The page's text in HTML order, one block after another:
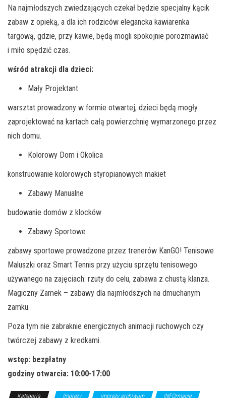
Na najmłodszych zwiedzających czekał będzie specjalny kącik
zabaw z opieką, a dla ich rodziców elegancka kawiarenka
targową, gdzie, przy kawie, będą mogli spokojnie porozmawiać
i miło spędzić czas.
wśród atrakcji dla dzieci:
Mały Projektant
warsztat prowadzony w formie otwartej, dzieci będą mogły
zaprojektować na kartach całą powierzchnię wymarzonego przez
nich domu.
Kolorowy Dom i Okolica
konstruowanie kolorowych styropianowych makiet
Zabawy Manualne
budowanie domów z klocków
Zabawy Sportowe
zabawy sportowe prowadzone przez trenerów KanGO! Tenisowe
Maluszki oraz Smart Tennis przy użyciu sprzętu tenisowego
używanego na zajęciach: rzuty do celu, zabawa z chustą klanza.
Magiczny Zamek – zabawy dla najmłodszych na dmuchanym
zamku.
Poza tym nie zabraknie energicznych animacji ruchowych czy
twórczej zabawy z kredkami.
wstęp: bezpłatny
godziny otwarcia: 10:00-17:00
Kategoria Imprezy imprezy archiwum
INFOrmacje